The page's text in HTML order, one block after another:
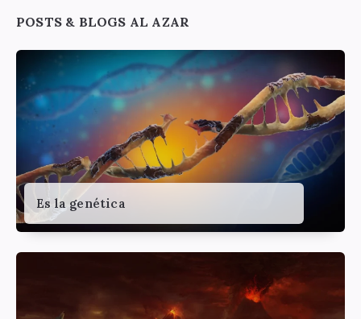
Widgets
POSTS & BLOGS AL AZAR
Es la genética